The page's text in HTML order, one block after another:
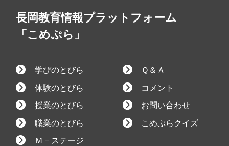
長岡教育情報プラットフォーム
「こめぷら」
学びのとびら
体験のとびら
授業のとびら
職業のとびら
Ｍ－ステージ
Ｑ＆Ａ
コメント
お問い合わせ
こめぷらクイズ